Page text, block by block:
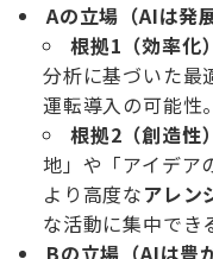
Aの立場（AIは発
根拠1（効率化
分析に基づいた最
運転導入の可能性。
根拠2（創造性
地」や「アイデア
より高度なアレン
な活動に集中でき